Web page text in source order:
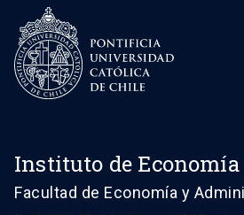
Instituto de Economía
Facultad de Economía y